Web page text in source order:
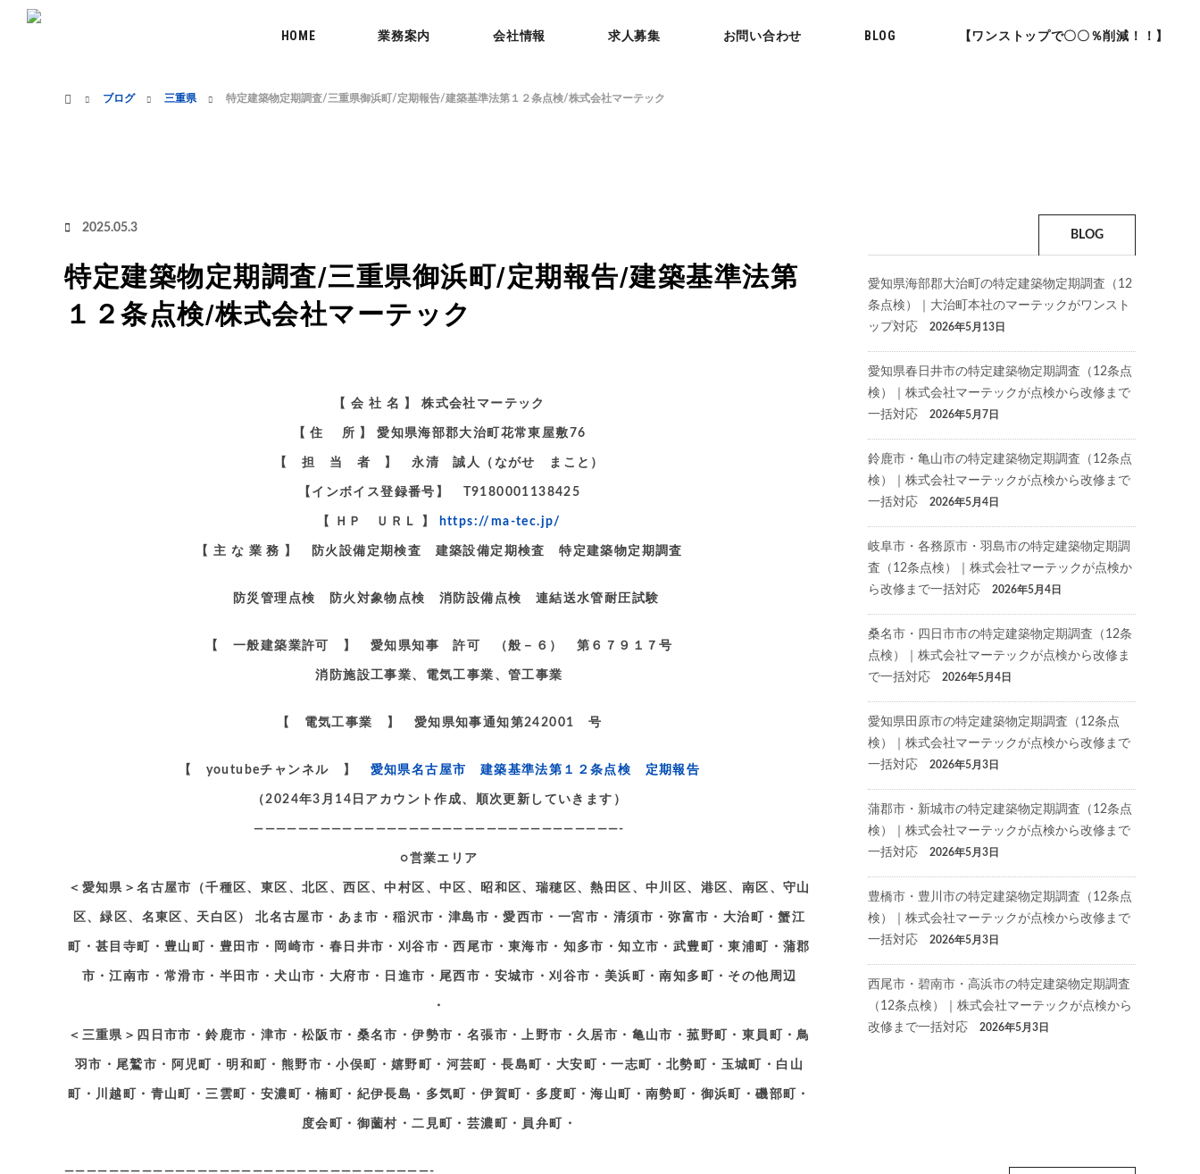
menu
HOME 業務案内 会社情報 求人募集 お問い合わせ BLOG 【ワンストップで〇〇％削減！！】
ブログ
三重県 特定建築物定期調査/三重県御浜町/定期報告/建築基準法第１２条点検/株式会社マーテック
2025.05.3
特定建築物定期調査/三重県御浜町/定期報告/建築基準法第
１２条点検/株式会社マーテック
【 会 社 名 】 株式会社マーテック
【 住 所 】 愛知県海部郡大治町花常東屋敷76
【 担 当 者 】 永清 誠人（ながせ まこと）
【インボイス登録番号】 T9180001138425
【 ＨＰ ＵＲＬ 】 https://ma-tec.jp/
【 主 な 業 務 】 防火設備定期検査 建築設備定期検査 特定建築物定期調査
防災管理点検 防火対象物点検 消防設備点検 連結送水管耐圧試験
【 一般建築業許可 】 愛知県知事 許可 （般－６） 第６７９１７号
消防施設工事業、電気工事業、管工事業
【 電気工事業 】 愛知県知事通知第242001 号
【 youtubeチャンネル 】 愛知県名古屋市 建築基準法第１２条点検 定期報告
（2024年3月14日アカウント作成、順次更新していきます）
—————————————————————————————————-
○営業エリア
＜愛知県＞名古屋市（千種区、東区、北区、西区、中村区、中区、昭和区、瑞穂区、熱田区、中川区、港区、南区、守山
区、緑区、名東区、天白区） 北名古屋市・あま市・稲沢市・津島市・愛西市・一宮市・清須市・弥富市・大治町・蟹江
町・甚目寺町・豊山町・豊田市・岡崎市・春日井市・刈谷市・西尾市・東海市・知多市・知立市・武豊町・東浦町・蒲郡
市・江南市・常滑市・半田市・犬山市・大府市・日進市・尾西市・安城市・刈谷市・美浜町・南知多町・その他周辺
・
＜三重県＞四日市市・鈴鹿市・津市・松阪市・桑名市・伊勢市・名張市・上野市・久居市・亀山市・菰野町・東員町・鳥
羽市・尾鷲市・阿児町・明和町・熊野市・小俣町・嬉野町・河芸町・長島町・大安町・一志町・北勢町・玉城町・白山
町・川越町・青山町・三雲町・安濃町・楠町・紀伊長島・多気町・伊賀町・多度町・海山町・南勢町・御浜町・磯部町・
度会町・御薗村・二見町・芸濃町・員弁町・
—————————————————————————————————-
BLOG
愛知県海部郡大治町の特定建築物定期調査（12
条点検）｜大治町本社のマーテックがワンスト
ップ対応
2026年5月13日
愛知県春日井市の特定建築物定期調査（12条点
検）｜株式会社マーテックが点検から改修まで
一括対応
2026年5月7日
鈴鹿市・亀山市の特定建築物定期調査（12条点
検）｜株式会社マーテックが点検から改修まで
一括対応
2026年5月4日
岐阜市・各務原市・羽島市の特定建築物定期調
査（12条点検）｜株式会社マーテックが点検か
ら改修まで一括対応
2026年5月4日
桑名市・四日市市の特定建築物定期調査（12条
点検）｜株式会社マーテックが点検から改修ま
で一括対応
2026年5月4日
愛知県田原市の特定建築物定期調査（12条点
検）｜株式会社マーテックが点検から改修まで
一括対応
2026年5月3日
蒲郡市・新城市の特定建築物定期調査（12条点
検）｜株式会社マーテックが点検から改修まで
一括対応
2026年5月3日
豊橋市・豊川市の特定建築物定期調査（12条点
検）｜株式会社マーテックが点検から改修まで
一括対応
2026年5月3日
西尾市・碧南市・高浜市の特定建築物定期調査
（12条点検）｜株式会社マーテックが点検から
改修まで一括対応
2026年5月3日